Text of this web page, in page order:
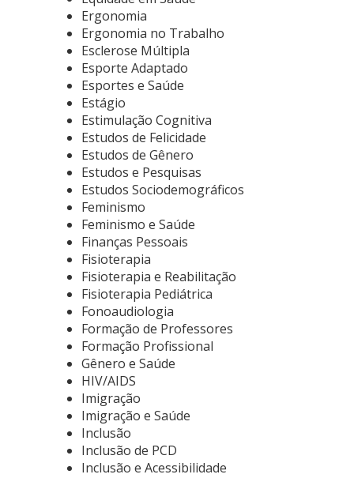
Ergonomia
Ergonomia no Trabalho
Esclerose Múltipla
Esporte Adaptado
Esportes e Saúde
Estágio
Estimulação Cognitiva
Estudos de Felicidade
Estudos de Gênero
Estudos e Pesquisas
Estudos Sociodemográficos
Feminismo
Feminismo e Saúde
Finanças Pessoais
Fisioterapia
Fisioterapia e Reabilitação
Fisioterapia Pediátrica
Fonoaudiologia
Formação de Professores
Formação Profissional
Gênero e Saúde
HIV/AIDS
Imigração
Imigração e Saúde
Inclusão
Inclusão de PCD
Inclusão e Acessibilidade